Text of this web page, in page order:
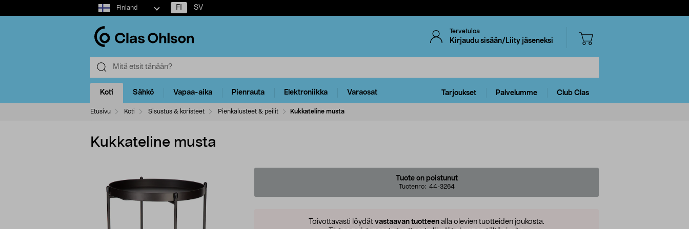
Select
market
Finland FI SV
Tervetuloa
Kirjaudu sisään/Liity jäseneksi
Koti Sähkö Vapaa-aika Pienrauta Elektroniikka Varaosat Tarjoukset Palvelumme Club Clas
Etusivu Koti Sisustus & koristeet Pienkalusteet & peilit Kukkateline musta
Kukkateline musta
Tuote on poistunut
Tuotenro: 44-3264
Toivottavasti löydät vastaavan tuotteen alla olevien tuotteiden joukosta.